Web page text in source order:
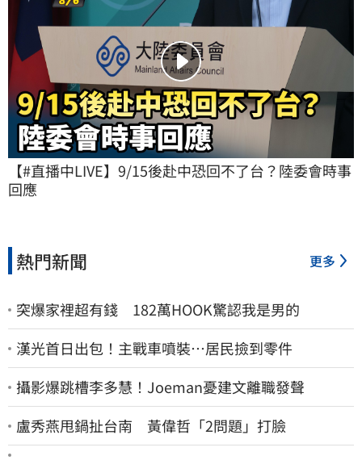
【#直播中LIVE】9/15後赴中恐回不了台？陸委會時事
回應
熱門新聞 更多
突爆家裡超有錢 182萬HOOK驚認我是男的
漢光首日出包！主戰車噴裝…居民撿到零件
攝影爆跳槽李多慧！Joeman憂建文離職發聲
盧秀燕甩鍋扯台南 黃偉哲「2問題」打臉